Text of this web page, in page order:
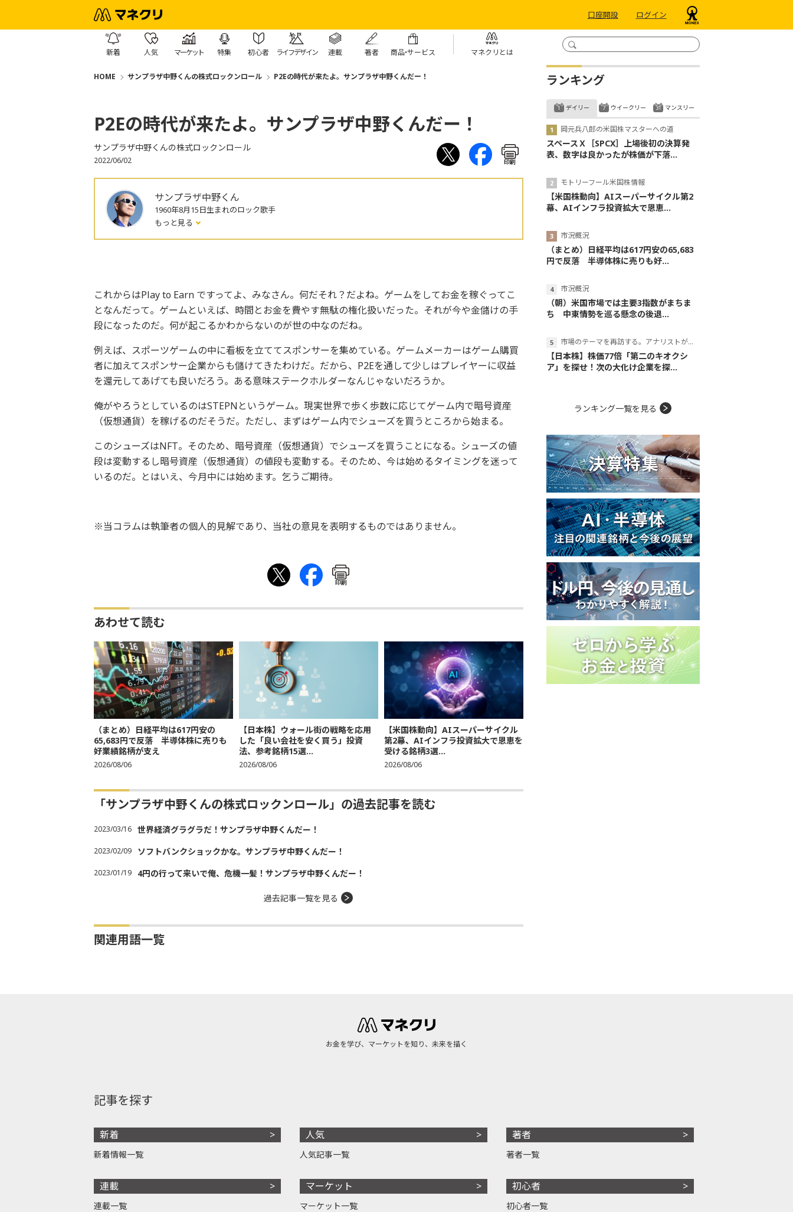
口座開設 ログイン
新着 人気 マーケット 特集 初心者 ライフデザイン 連載 著者 商品・サービス マネクリとは
HOME サンプラザ中野くんの株式ロックンロール P2Eの時代が来たよ。サンプラザ中野くんだー！
P2Eの時代が来たよ。サンプラザ中野くんだー！
サンプラザ中野くんの株式ロックンロール
2022/06/02 印刷
サンプラザ中野くん
1960年8月15日生まれのロック歌手
もっと見る
これからはPlay to Earn ですってよ、みなさん。何だそれ？だよね。ゲームをしてお金を稼ぐってこ
となんだって。ゲームといえば、時間とお金を費やす無駄の権化扱いだった。それが今や金儲けの手
段になったのだ。何が起こるかわからないのが世の中なのだね。
例えば、スポーツゲームの中に看板を立ててスポンサーを集めている。ゲームメーカーはゲーム購買
者に加えてスポンサー企業からも儲けてきたわけだ。だから、P2Eを通して少しはプレイヤーに収益
を還元してあげても良いだろう。ある意味ステークホルダーなんじゃないだろうか。
俺がやろうとしているのはSTEPNというゲーム。現実世界で歩く歩数に応じてゲーム内で暗号資産
（仮想通貨）を稼げるのだそうだ。ただし、まずはゲーム内でシューズを買うところから始まる。
このシューズはNFT。そのため、暗号資産（仮想通貨）でシューズを買うことになる。シューズの値
段は変動するし暗号資産（仮想通貨）の値段も変動する。そのため、今は始めるタイミングを迷って
いるのだ。とはいえ、今月中には始めます。乞うご期待。
※当コラムは執筆者の個人的見解であり、当社の意見を表明するものではありません。
印刷
あわせて読む
（まとめ）日経平均は617円安の
65,683円で反落 半導体株に売りも
好業績銘柄が支え
2026/08/06
【日本株】ウォール街の戦略を応用
した「良い会社を安く買う」投資
法、参考銘柄15選...
2026/08/06
【米国株動向】AIスーパーサイクル
第2幕、AIインフラ投資拡大で恩恵を
受ける銘柄3選...
2026/08/06
「サンプラザ中野くんの株式ロックンロール」の過去記事を読む
2023/03/16 世界経済グラグラだ！サンプラザ中野くんだー！
2023/02/09 ソフトバンクショックかな。サンプラザ中野くんだー！
2023/01/19 4円の行って来いで俺、危機一髪！サンプラザ中野くんだー！
過去記事一覧を見る
関連用語一覧
ランキング
デイリー
岡元兵八郎の米国株マスターへの道
スペースＸ［SPCX］上場後初の決算発
表、数字は良かったが株価が下落...
モトリーフール米国株情報
【米国株動向】AIスーパーサイクル第2
幕、AIインフラ投資拡大で恩恵...
市況概況
（まとめ）日経平均は617円安の65,683
円で反落 半導体株に売りも好...
市況概況
（朝）米国市場では主要3指数がまちま
ち 中東情勢を巡る懸念の後退...
市場のテーマを再訪する。アナリストが読み解くテーマの本質
【日本株】株価77倍「第二のキオクシ
ア」を探せ！次の大化け企業を探...
ウイークリー マンスリー
ランキング一覧を見る
お金を学び、マーケットを知り、未来を描く
記事を探す
新着
新着情報一覧
連載
連載一覧
人気
人気記事一覧
マーケット
マーケット一覧
著者
著者一覧
初心者
初心者一覧